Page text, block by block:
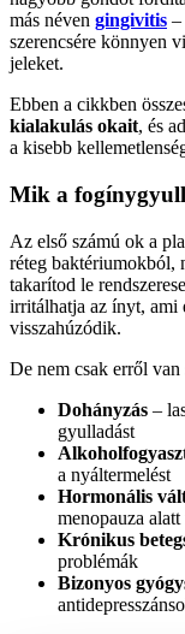
más néven gingivitis –
szerencsére könnyen
jeleket.
Ebben a cikkben
kialakulás okait, és
a kisebb
Mik a
Az első számú ok a
réteg baktériumokból,
takarítod le
irritálhatja az ínyt, ami
visszahúzódik.
De nem csak erről
Dohányzás –
gyulladást
a nyáltermelést
Hormonális
menopauza
Krónikus
problémák
Bizonyos